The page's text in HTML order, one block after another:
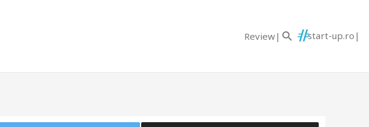
Review start-up.ro